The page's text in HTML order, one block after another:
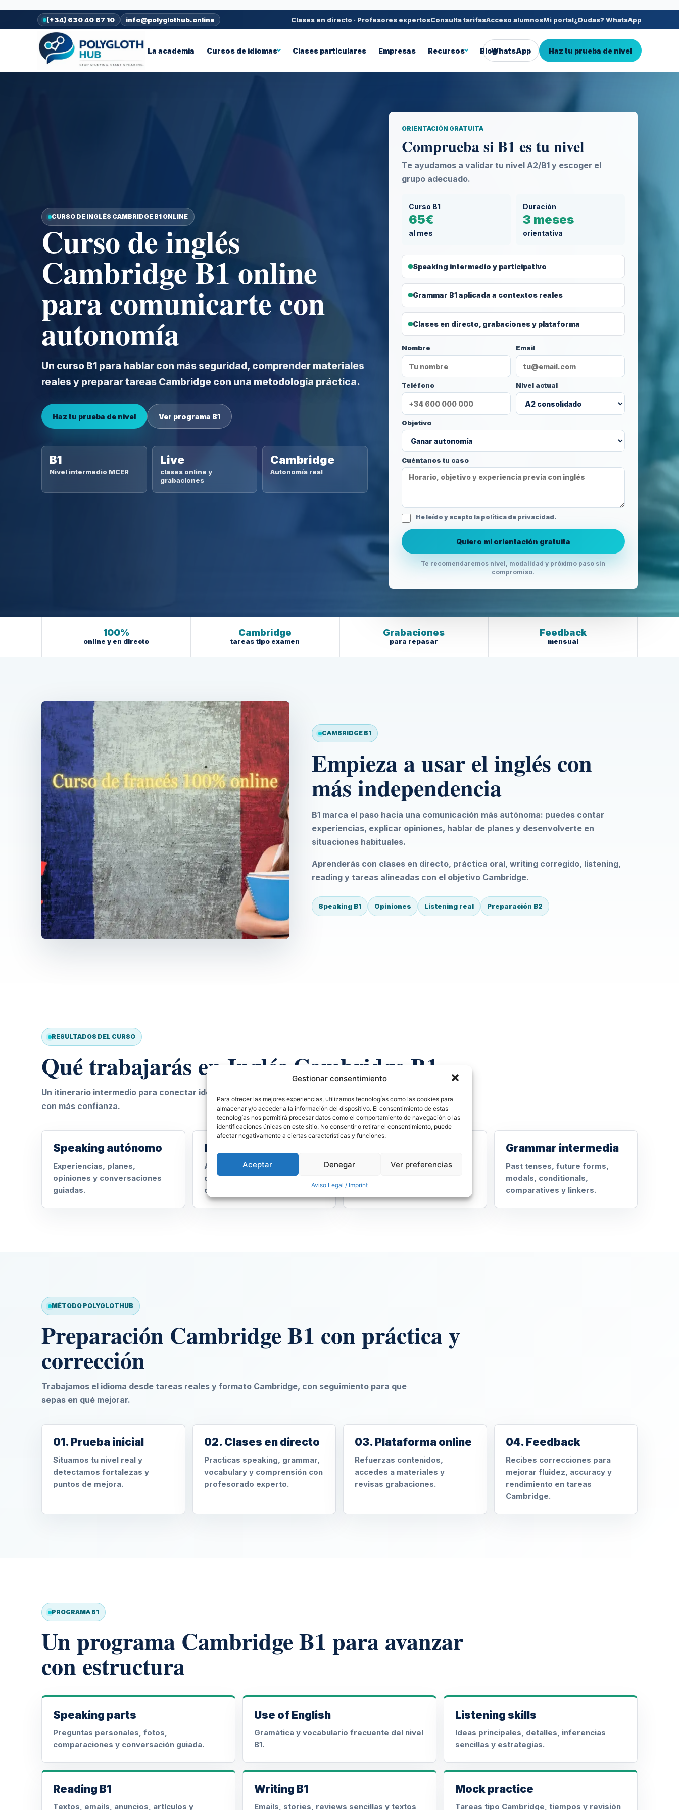
Gestionar consentimiento
Para ofrecer las mejores experiencias, utilizamos tecnologías como las cookies para
almacenar y/o acceder a la información del dispositivo. El consentimiento de estas
tecnologías nos permitirá procesar datos como el comportamiento de navegación o las
identificaciones únicas en este sitio. No consentir o retirar el consentimiento, puede
afectar negativamente a ciertas características y funciones.
Aceptar Denegar Ver preferencias
Aviso Legal / Imprint
contenido
(+34) 630 40 67 10 info@polyglothub.online Clases en directo · Profesores expertosConsulta tarifasAcceso alumnosMi portal¿Dudas? WhatsApp
La academia Cursos de idiomas Clases particulares Empresas Recursos BlogWhatsApp Haz tu prueba de nivel
CURSO DE INGLÉS CAMBRIDGE B1 ONLINE
Curso de inglés
Cambridge B1 online
para comunicarte con
autonomía
Un curso B1 para hablar con más seguridad, comprender materiales
reales y preparar tareas Cambridge con una metodología práctica.
Haz tu prueba de nivel Ver programa B1
B1
Nivel intermedio MCER
Live
clases online y
grabaciones
Cambridge
Autonomía real
ORIENTACIÓN GRATUITA
Comprueba si B1 es tu nivel
Te ayudamos a validar tu nivel A2/B1 y escoger el
grupo adecuado.
Curso B1
65€
al mes
Duración
3 meses
orientativa
Speaking intermedio y participativo
Grammar B1 aplicada a contextos reales
Clases en directo, grabaciones y plataforma
Nombre Email
Teléfono Nivel actual
Objetivo
Cuéntanos tu caso
He leído y acepto la política de privacidad.
Quiero mi orientación gratuita
Te recomendaremos nivel, modalidad y próximo paso sin
compromiso.
100%
online y en directo
Cambridge
tareas tipo examen
Grabaciones
para repasar
Feedback
mensual
CAMBRIDGE B1
Empieza a usar el inglés con
más independencia
B1 marca el paso hacia una comunicación más autónoma: puedes contar
experiencias, explicar opiniones, hablar de planes y desenvolverte en
situaciones habituales.
Aprenderás con clases en directo, práctica oral, writing corregido, listening,
reading y tareas alineadas con el objetivo Cambridge.
Speaking B1 Opiniones Listening real Preparación B2
RESULTADOS DEL CURSO
Qué trabajarás en Inglés Cambridge B1
Un itinerario intermedio para conectar ideas, ganar vocabulario y afrontar tareas Cambridge
con más confianza.
Speaking autónomo
Experiencias, planes,
opiniones y conversaciones
guiadas.
Listening B1
Audios con ritmo natural,
detalles clave y vocabulario de
contexto.
Emails, historias breves,
conectados.
Grammar intermedia
Past tenses, future forms,
modals, conditionals,
comparatives y linkers.
MÉTODO POLYGLOTHUB
Preparación Cambridge B1 con práctica y
corrección
Trabajamos el idioma desde tareas reales y formato Cambridge, con seguimiento para que
sepas en qué mejorar.
01. Prueba inicial
Situamos tu nivel real y
detectamos fortalezas y
puntos de mejora.
02. Clases en directo
Practicas speaking, grammar,
vocabulary y comprensión con
profesorado experto.
03. Plataforma online
Refuerzas contenidos,
accedes a materiales y
revisas grabaciones.
04. Feedback
Recibes correcciones para
mejorar fluidez, accuracy y
rendimiento en tareas
Cambridge.
PROGRAMA B1
Un programa Cambridge B1 para avanzar
con estructura
Speaking parts
Preguntas personales, fotos,
comparaciones y conversación guiada.
Use of English
Gramática y vocabulario frecuente del nivel
B1.
Listening skills
Ideas principales, detalles, inferencias
sencillas y estrategias.
Reading B1
Textos, emails, anuncios, artículos y
Writing B1
Emails, stories, reviews sencillas y textos
Mock practice
Tareas tipo Cambridge, tiempos y revisión